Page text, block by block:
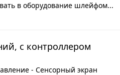
в оборудование шлейфом...
с контроллером
- Сенсорный экран